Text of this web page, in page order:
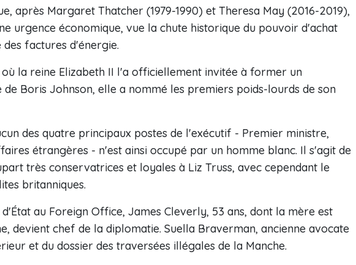
après Margaret Thatcher (1979-1990) et Theresa May (2016-2019),
urgence économique, vue la chute historique du pouvoir d'achat
factures d'énergie.
où la reine Elizabeth II l'a officiellement invitée à former un
Boris Johnson, elle a nommé les premiers poids-lourds de son
des quatre principaux postes de l'exécutif - Premier ministre,
étrangères - n'est ainsi occupé par un homme blanc. Il s'agit de
très conservatrices et loyales à Liz Truss, avec cependant le
britanniques.
au Foreign Office, James Cleverly, 53 ans, dont la mère est
devient chef de la diplomatie. Suella Braverman, ancienne avocate
et du dossier des traversées illégales de la Manche.